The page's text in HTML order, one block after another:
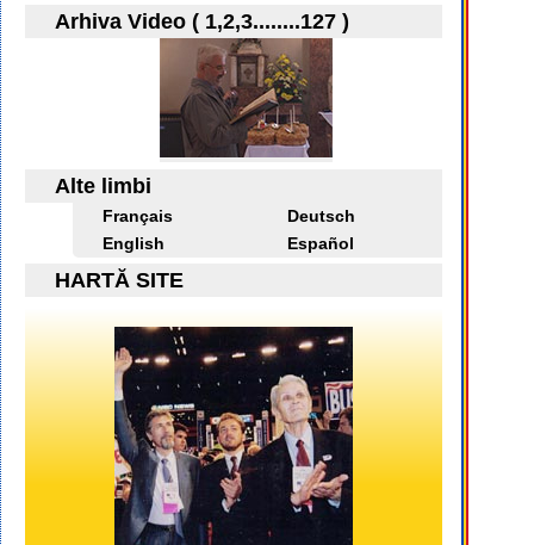
Arhiva Video ( 1,2,3........127 )
Alte limbi
Français
Deutsch
English
Español
HARTĂ SITE